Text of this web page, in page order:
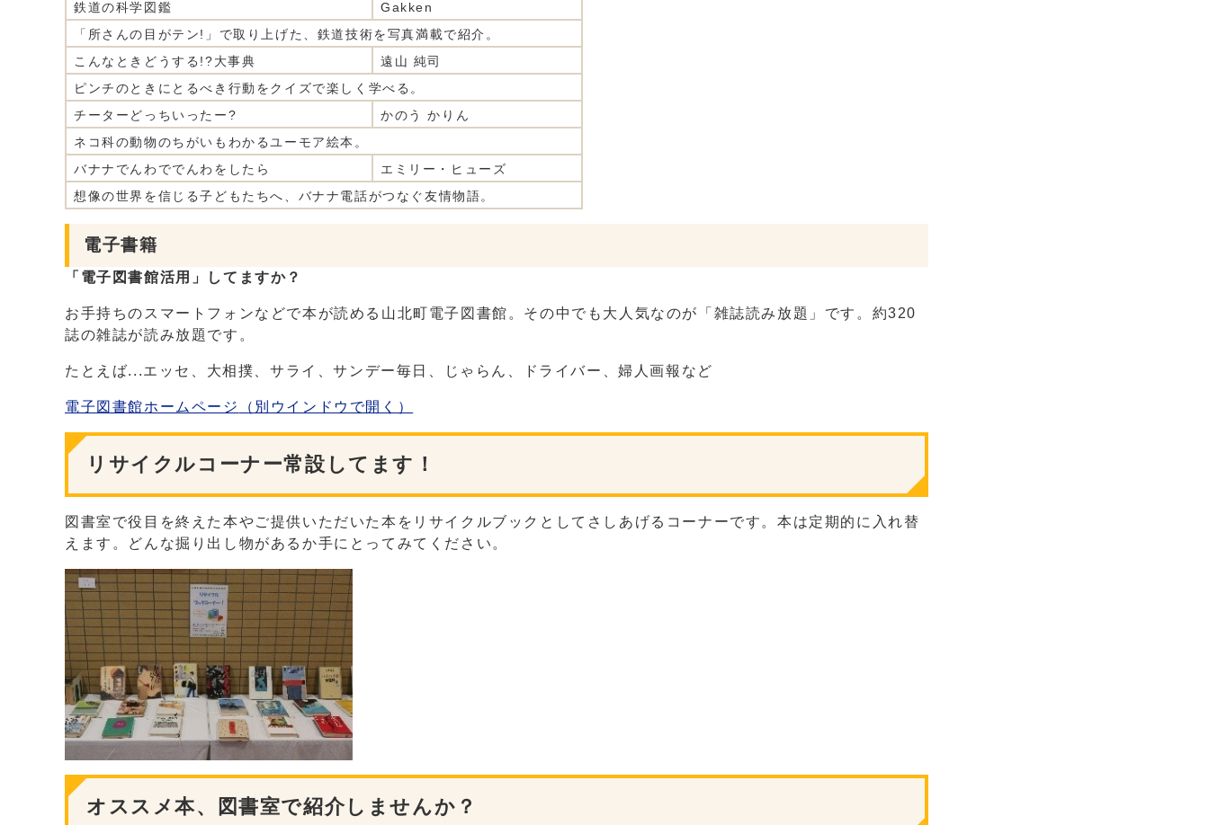
鉄道の科学図鑑
Gakken
「所さんの目がテン!」で取り上げた、鉄道技術を写真満載で紹介。
こんなときどうする!?大事典
遠山 純司
ピンチのときにとるべき行動をクイズで楽しく学べる。
チーターどっちいったー?
かのう かりん
ネコ科の動物のちがいもわかるユーモア絵本。
バナナでんわででんわをしたら
エミリー・ヒューズ
想像の世界を信じる子どもたちへ、バナナ電話がつなぐ友情物語。
電子書籍
「電子図書館活用」してますか？
お手持ちのスマートフォンなどで本が読める山北町電子図書館。その中でも大人気なのが「雑誌読み放題」です。約320
誌の雑誌が読み放題です。
たとえば...エッセ、大相撲、サライ、サンデー毎日、じゃらん、ドライバー、婦人画報など
電子図書館ホームページ （別ウインドウで開く）
リサイクルコーナー常設してます！
図書室で役目を終えた本やご提供いただいた本をリサイクルブックとしてさしあげるコーナーです。本は定期的に入れ替
えます。どんな掘り出し物があるか手にとってみてください。
オススメ本、図書室で紹介しませんか？